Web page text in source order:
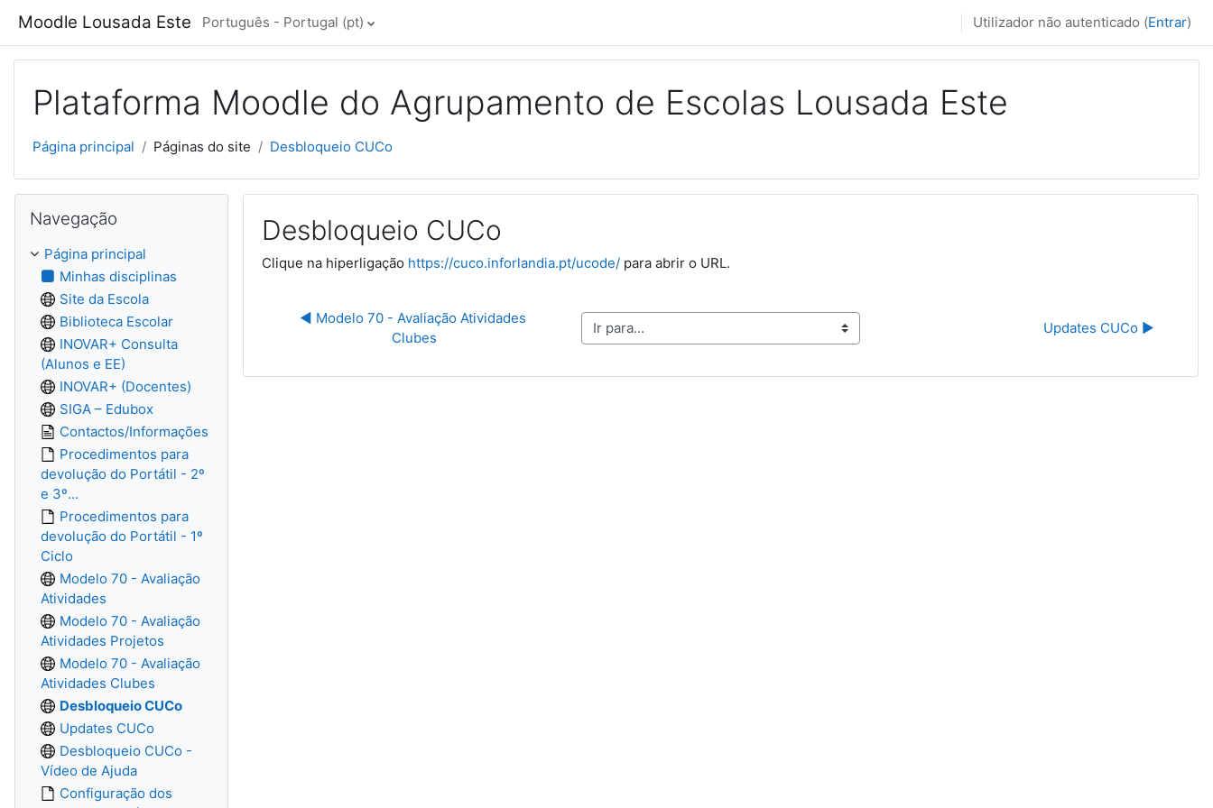
Moodle Lousada Este Português - Portugal ‎(pt)‎ Utilizador não autenticado (Entrar)
Plataforma Moodle do Agrupamento de Escolas Lousada Este
Página principal Páginas do site Desbloqueio CUCo
Desbloqueio CUCo
Clique na hiperligação https://cuco.inforlandia.pt/ucode/para abrir o URL.
◀︎ Modelo 70 - Avaliação Atividades
Clubes
Ir para... Updates CUCo ▶︎
Navegação
Página principal
Minhas disciplinas
Site da Escola
Biblioteca Escolar
INOVAR+ Consulta
(Alunos e EE)
INOVAR+ (Docentes)
SIGA – Edubox
Contactos/Informações
Procedimentos para
devolução do Portátil - 2º
e 3º...
Procedimentos para
devolução do Portátil - 1º
Ciclo
Modelo 70 - Avaliação
Atividades
Modelo 70 - Avaliação
Atividades Projetos
Modelo 70 - Avaliação
Atividades Clubes
Desbloqueio CUCo
Updates CUCo
Desbloqueio CUCo -
Vídeo de Ajuda
Configuração dos